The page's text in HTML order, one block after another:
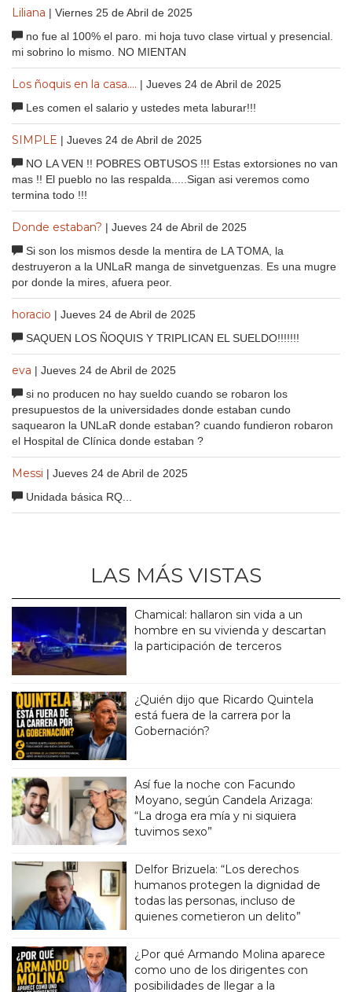
Liliana | Viernes 25 de Abril de 2025
no fue al 100% el paro. mi hoja tuvo clase virtual y presencial.
mi sobrino lo mismo. NO MIENTAN
Los ñoquis en la casa.... | Jueves 24 de Abril de 2025
Les comen el salario y ustedes meta laburar!!!
SIMPLE | Jueves 24 de Abril de 2025
NO LA VEN !! POBRES OBTUSOS !!! Estas extorsiones no van
mas !! El pueblo no las respalda.....Sigan asi veremos como
termina todo !!!
Donde estaban? | Jueves 24 de Abril de 2025
Si son los mismos desde la mentira de LA TOMA, la
destruyeron a la UNLaR manga de sinvetguenzas. Es una mugre
por donde la mires, afuera peor.
horacio | Jueves 24 de Abril de 2025
SAQUEN LOS ÑOQUIS Y TRIPLICAN EL SUELDO!!!!!!!
eva | Jueves 24 de Abril de 2025
si no producen no hay sueldo cuando se robaron los
presupuestos de la universidades donde estaban cundo
saquearon la UNLaR donde estaban? cuando fundieron robaron
el Hospital de Clínica donde estaban ?
Messi | Jueves 24 de Abril de 2025
Unidada básica RQ...
LAS MÁS VISTAS
Chamical: hallaron sin vida a un
hombre en su vivienda y descartan
la participación de terceros
¿Quién dijo que Ricardo Quintela
está fuera de la carrera por la
Gobernación?
Así fue la noche con Facundo
Moyano, según Candela Arizaga:
“La droga era mía y ni siquiera
tuvimos sexo”
Delfor Brizuela: “Los derechos
humanos protegen la dignidad de
todas las personas, incluso de
quienes cometieron un delito”
¿Por qué Armando Molina aparece
como uno de los dirigentes con
posibilidades de llegar a la